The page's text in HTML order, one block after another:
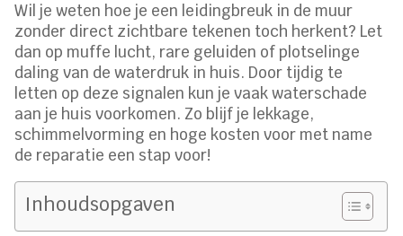
Wil je weten hoe je een leidingbreuk in de muur
zonder direct zichtbare tekenen toch herkent? Let
dan op muffe lucht, rare geluiden of plotselinge
daling van de waterdruk in huis. Door tijdig te
letten op deze signalen kun je vaak waterschade
aan je huis voorkomen. Zo blijf je lekkage,
schimmelvorming en hoge kosten voor met name
de reparatie een stap voor!
Inhoudsopgaven